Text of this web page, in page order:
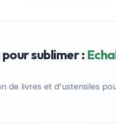
sublimer :
de livres et d'ustensiles